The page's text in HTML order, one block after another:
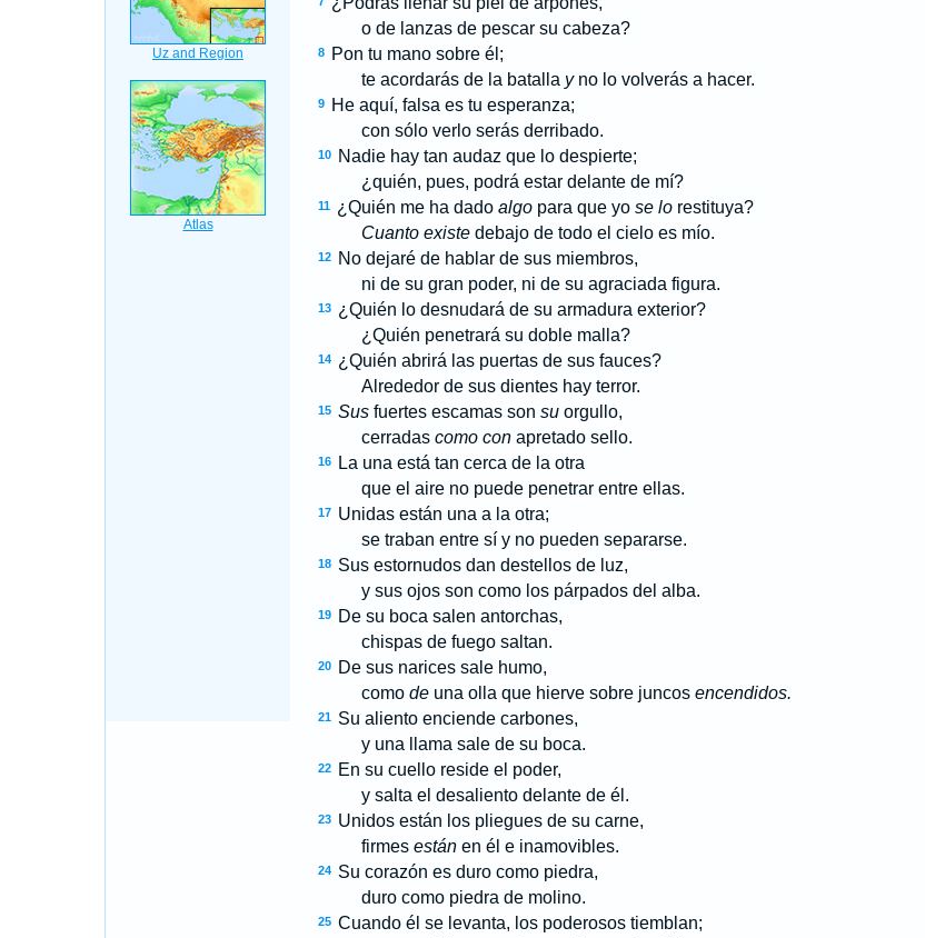
o de lanzas de pescar su cabeza?
8
Pon tu mano sobre él;
te acordarás de la batalla yno lo volverás a hacer.
9
He aquí, falsa es tu esperanza;
con sólo verlo serás derribado.
10
Nadie hay tan audaz que lo despierte;
¿quién, pues, podrá estar delante de mí?
11 ¿Quién me ha dado algopara que yo se lorestituya?
Cuanto existedebajo de todo el cielo es mío.
12
No dejaré de hablar de sus miembros,
ni de su gran poder, ni de su agraciada figura.
13
¿Quién lo desnudará de su armadura exterior?
¿Quién penetrará su doble malla?
14
¿Quién abrirá las puertas de sus fauces?
Alrededor de sus dientes hay terror.
15 Susfuertes escamas son suorgullo,
cerradas como conapretado sello.
16
La una está tan cerca de la otra
que el aire no puede penetrar entre ellas.
17
Unidas están una a la otra;
se traban entre sí y no pueden separarse.
18
Sus estornudos dan destellos de luz,
y sus ojos son como los párpados del alba.
19
De su boca salen antorchas,
chispas de fuego saltan.
20
De sus narices sale humo,
como deuna olla que hierve sobre juncos encendidos.
21
Su aliento enciende carbones,
y una llama sale de su boca.
22
En su cuello reside el poder,
y salta el desaliento delante de él.
23
Unidos están los pliegues de su carne,
firmes estánen él e inamovibles.
24
Su corazón es duro como piedra,
duro como piedra de molino.
25 Cuando él se levanta, los poderosos tiemblan;